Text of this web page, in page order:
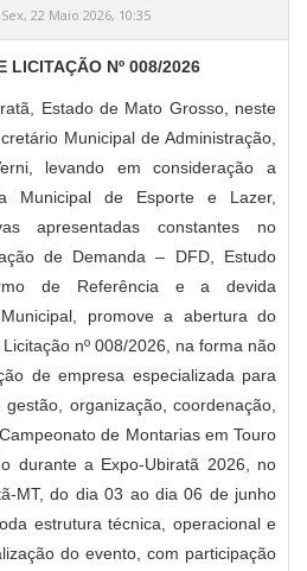
Sex, 22 Maio 2026, 10:35
LICITAÇÃO Nº 008/2026
Estado de Mato Grosso, neste
Municipal de Administração,
levando em consideração a
Municipal de Esporte e Lazer,
apresentadas constantes no
de Demanda – DFD, Estudo
de Referência e a devida
promove a abertura do
nº 008/2026, na forma não
de empresa especializada para
organização, coordenação,
de Montarias em Touro
durante a Expo-Ubiratã 2026, no
MT, do dia 03 ao dia 06 de junho
estrutura técnica, operacional e
do evento, com participação